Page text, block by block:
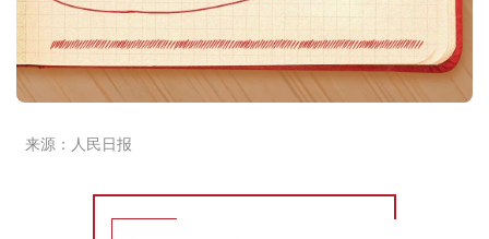
来源：人民日报